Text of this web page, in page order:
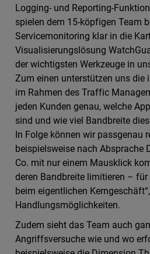
Logging- und Reporting-
spielen dem 15-köpfigen Team
Servicemonitoring klar in die
Visualisierungslösung
der wichtigsten Werkzeuge in
Zum einen unterstützen uns die
im Rahmen des Traffic
jeden Kunden genau, welche
sind und wie viel Bandbreite
In Folge können wir passgenau
beispielsweise nach Absprache
Co. mit nur einem Mausklick
deren Bandbreite limitieren –
beim eigentlichen
Handlungsmöglichkeiten.
Zudem sieht das Team auch
Angriffsversuche wie und wo